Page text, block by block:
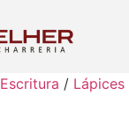
Escritura / Lápices